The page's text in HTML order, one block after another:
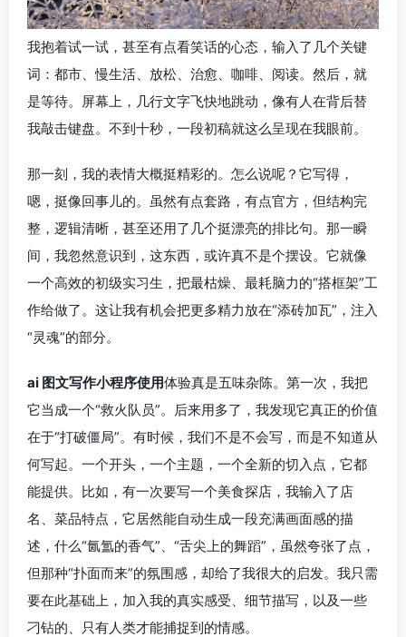
我抱着试一试，甚至有点看笑话的心态，输入了几个关键
词：都市、慢生活、放松、治愈、咖啡、阅读。然后，就
是等待。屏幕上，几行文字飞快地跳动，像有人在背后替
我敲击键盘。不到十秒，一段初稿就这么呈现在我眼前。
那一刻，我的表情大概挺精彩的。怎么说呢？它写得，
嗯，挺像回事儿的。虽然有点套路，有点官方，但结构完
整，逻辑清晰，甚至还用了几个挺漂亮的排比句。那一瞬
间，我忽然意识到，这东西，或许真不是个摆设。它就像
一个高效的初级实习生，把最枯燥、最耗脑力的“搭框架”工
作给做了。这让我有机会把更多精力放在“添砖加瓦”，注入
“灵魂”的部分。
ai 图文写作小程序使用体验真是五味杂陈。第一次，我把
它当成一个“救火队员”。后来用多了，我发现它真正的价值
在于“打破僵局”。有时候，我们不是不会写，而是不知道从
何写起。一个开头，一个主题，一个全新的切入点，它都
能提供。比如，有一次要写一个美食探店，我输入了店
名、菜品特点，它居然能自动生成一段充满画面感的描
述，什么“氤氲的香气”、“舌尖上的舞蹈”，虽然夸张了点，
但那种“扑面而来”的氛围感，却给了我很大的启发。我只需
要在此基础上，加入我的真实感受、细节描写，以及一些
刁钻的、只有人类才能捕捉到的情感。